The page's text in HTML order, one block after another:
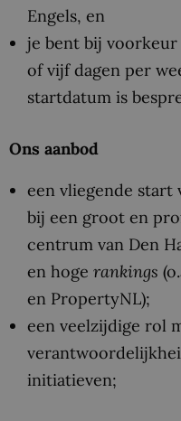
Engels, en
je bent bij
of vijf dagen per
startdatum is
Ons aanbod
een vliegende start
bij een groot en
centrum van Den
en hoge rankings
en PropertyNL);
een veelzijdige rol
initiatieven;